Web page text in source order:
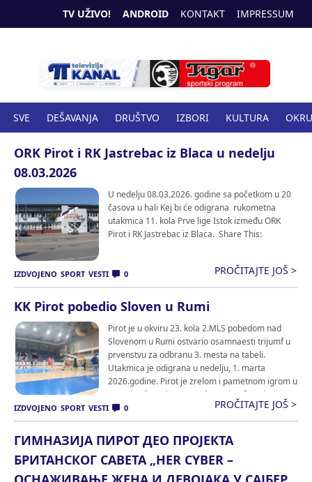
TV UŽIVO! ANDROID KONTAKT IMPRESSUM
SVE DEŠAVANJA DRUŠTVO IZBORI KULTURA
SPORT ZANIMLJIVOSTI ZDRAVSTVO
ORK Pirot i RK Jastrebac iz Blaca u nedelju
08.03.2026
U nedelju 08.03.2026. godine sa početkom u 20
časova u hali Kej bi će odigrana rukometna
utakmica 11. kola Prve lige Istok između ORK
Pirot i RK Jastrebac iz Blaca. Share This:
IZDVOJENO SPORT VESTI 0 PROČITAJTE JOŠ >
KK Pirot pobedio Sloven u Rumi
Pirot je u okviru 23. kola 2.MLS pobedom nad
Slovenom u Rumi ostvario osamnaesti trijumf u
prvenstvu za odbranu 3. mesta na tabeli.
Utakmica je odigrana u nedelju, 1. marta
2026.godine. Pirot je zrelom i pametnom igrom u
prve dve četvrtine opravdao epitet favorita na
utakmici otišavši na poluvreme sa lepom zalihom
od šesnaest poena viška. Da […]
IZDVOJENO SPORT VESTI 0 PROČITAJTE JOŠ >
ГИМНАЗИЈА ПИРОТ ДЕО ПРОЈЕКТА
БРИТАНСКОГ САВЕТА „HER CYBER –